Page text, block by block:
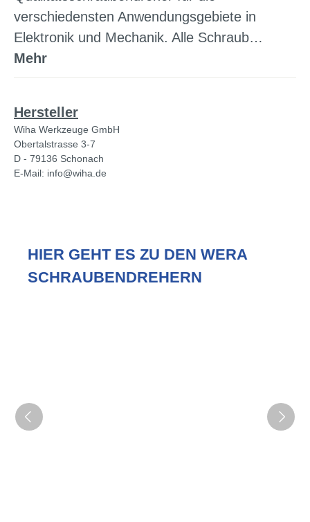
verschiedensten Anwendungsgebiete in
Elektronik und Mechanik. Alle Schraub…
Mehr
Hersteller
Wiha Werkzeuge GmbH
Obertalstrasse 3-7
D - 79136 Schonach
E-Mail: info@wiha.de
HIER GEHT ES ZU DEN WERA
SCHRAUBENDREHERN